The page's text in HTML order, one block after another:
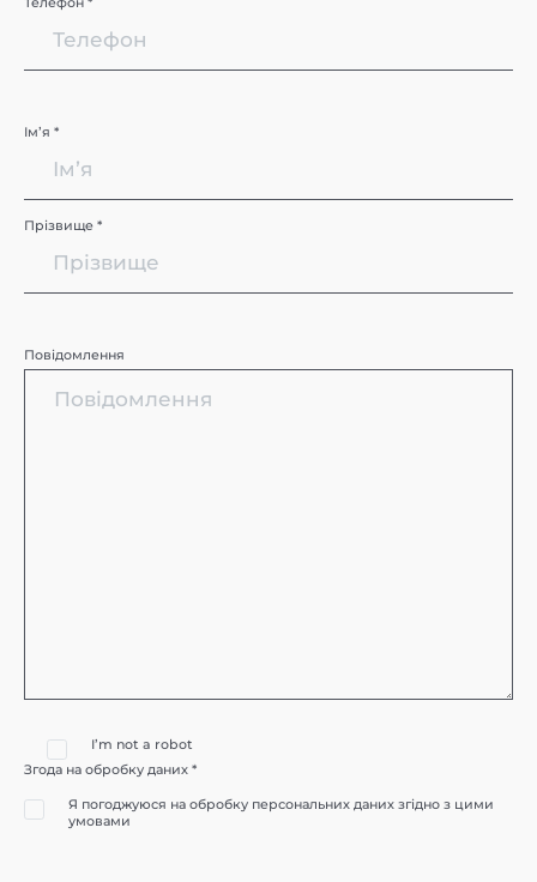
Імʼя *
Прізвище *
Повідомлення
I’m not a robot
Згода на обробку даних *
Я погоджуюся на обробку персональних даних згідно з цими
умовами